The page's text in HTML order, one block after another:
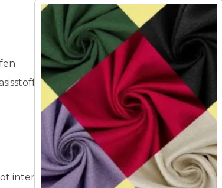
interieur
Dit
product
heeft
meerdere
variaties.
Deze
optie
kan
gekozen
worden
op
de
productpagina